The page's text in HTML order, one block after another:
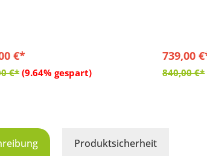
€*
€* (9.64% gespart)
In den Warenkorb
739,00
840,00 €*
In
Produktsicherheit